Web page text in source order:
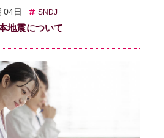
04日 SNDJ
地震について